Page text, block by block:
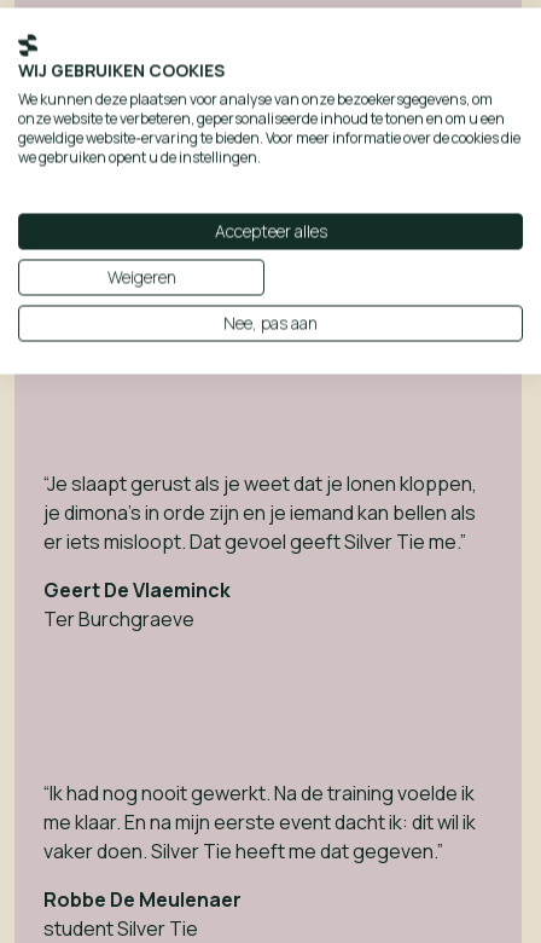
“Ik combineer het perfect met mijn studies. Ik geef
aan wanneer ik beschikbaar ben, en zij zoeken de
Oona Declerq
student Silver Tie
“Je slaapt gerust als je weet dat je lonen kloppen,
je dimona’s in orde zijn en je iemand kan bellen als
er iets misloopt. Dat gevoel geeft Silver Tie me.”
Geert De Vlaeminck
Ter Burchgraeve
“Ik had nog nooit gewerkt. Na de training voelde ik
me klaar. En na mijn eerste event dacht ik: dit wil ik
vaker doen. Silver Tie heeft me dat gegeven.”
Robbe De Meulenaer
student Silver Tie
WIJ GEBRUIKEN COOKIES
We kunnen deze plaatsen voor analyse van onze bezoekersgegevens, om
onze website te verbeteren, gepersonaliseerde inhoud te tonen en om u een
geweldige website-ervaring te bieden. Voor meer informatie over de cookies die
we gebruiken opent u de instellingen.
Accepteer alles
Weigeren
Nee, pas aan